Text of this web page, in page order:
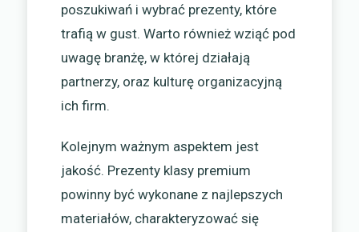
poszukiwań i wybrać prezenty, które
trafią w gust. Warto również wziąć pod
uwagę branżę, w której działają
partnerzy, oraz kulturę organizacyjną
ich firm.
Kolejnym ważnym aspektem jest
jakość. Prezenty klasy premium
powinny być wykonane z najlepszych
materiałów, charakteryzować się